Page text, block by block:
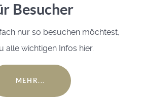
Besucher
nur so besuchen möchtest,
alle wichtigen Infos hier.
MEHR...